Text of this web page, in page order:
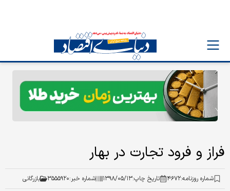
فراز و فرود تجارت در بهار
شماره روزنامه:۴۶۷۲ تاریخ چاپ:۱۳۹۸/۰۵/۱۳ شماره خبر:۳۵۵۵۹۲۰ بازرگانی